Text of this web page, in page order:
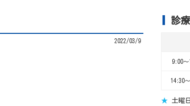
2022/03/9
診
9:00～
14:30
★ 土曜